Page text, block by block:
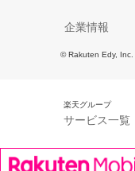
企業情報
© Rakuten Edy, Inc.
楽天グループ
サービス一覧